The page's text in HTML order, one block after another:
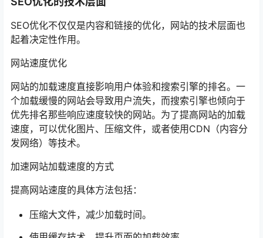
SEO优化不仅仅是内容和链接的优化，网站的技术层面也
起着决定性作用。
网站速度优化
网站的加载速度直接影响用户体验和搜索引擎的排名。一
个加载缓慢的网站会导致用户流失，而搜索引擎也倾向于
优先排名那些响应速度较快的网站。为了提高网站的加载
速度，可以优化图片、压缩文件，或者使用CDN（内容分
发网络）等技术。
加速网站加载速度的方式
提高网站速度的具体方法包括：
压缩大文件，减少加载时间。